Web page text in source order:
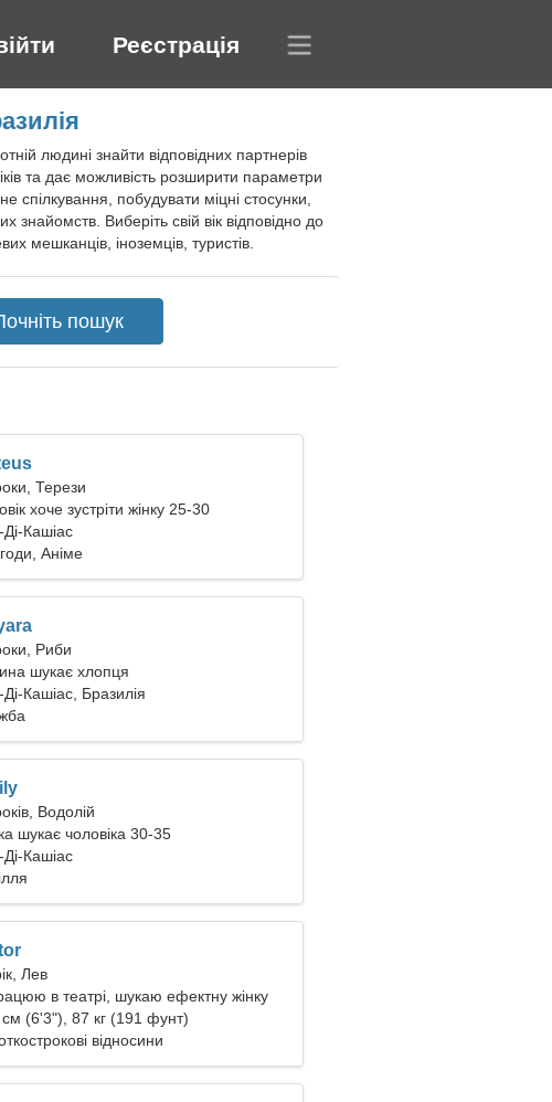
Реєстрація
людині знайти відповідних партнерів
та дає можливість розширити параметри
побудувати міцні стосунки,
Виберіть свій вік відповідно до
мешканців, іноземців, туристів.
Терези
хоче зустріти жінку 25-30
Ді-Кашіас
Аніме
Риби
шукає хлопця
Ді-Кашіас, Бразилія
Водолій
шукає чоловіка 30-35
Ді-Кашіас
Лев
в театрі, шукаю ефектну жінку
(6'3"), 87 кг (191 фунт)
відносини